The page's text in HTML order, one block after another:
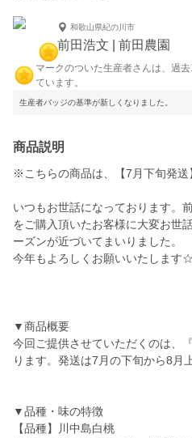
和歌山県紀の川市
前田浩文 | 前田農園
マークのついた生産者さんは、過
ています。
生産者バッジの基準が新しくなりました。
商品説明
※こちらの商品は、【7月下旬発送
いつもお世話になっております。
をご購入頂いたお客様に大変お世
ーズンが近づいてまいりました。
今年もよろしくお願いいたします☆
▼商品概要
今回ご提供させていただくのは、
ります。発送は7月の下旬から8月
▼品種・味の特徴
【品種】川中島白桃